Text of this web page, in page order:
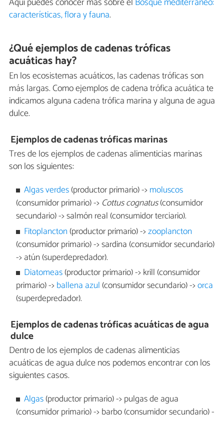
características, flora y fauna.
¿Qué ejemplos de cadenas tróficas
acuáticas hay?
En los ecosistemas acuáticos, las cadenas tróficas son
más largas. Como ejemplos de cadena trófica acuática te
indicamos alguna cadena trófica marina y alguna de agua
dulce.
Ejemplos de cadenas tróficas marinas
Tres de los ejemplos de cadenas alimenticias marinas
son los siguientes:
Algas verdes(productor primario) ->moluscos
(consumidor primario) -> Cottus cognatus(consumidor
secundario) -> salmón real (consumidor terciario).
Fitoplancton (productor primario) ->zooplancton
(consumidor primario) -> sardina (consumidor secundario)
-> atún (superdepredador).
Diatomeas(productor primario) -> krill (consumidor
primario) ->ballena azul (consumidor secundario) ->orca
(superdepredador).
Ejemplos de cadenas tróficas acuáticas de agua
dulce
Dentro de los ejemplos de cadenas alimenticias
acuáticas de agua dulce nos podemos encontrar con los
siguientes casos.
Algas(productor primario) -> pulgas de agua
(consumidor primario) -> barbo (consumidor secundario) -